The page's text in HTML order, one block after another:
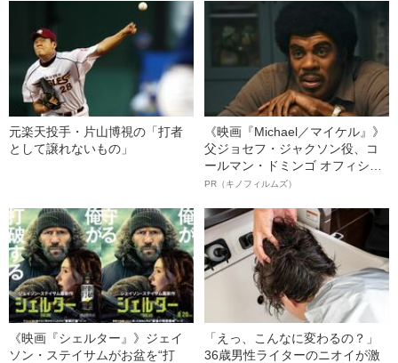
元楽天投手・片山博視の「打者
として譲れないもの」
《映画『Michael／マイケル』》
父ジョセフ・ジャクソン役、コ
ールマン・ドミンゴ オフィシャ
ルインタビュー“観客を魅了した
語る”《日本興収70億円突破》
PR（キノフィルムズ）
《映画『シェルター』》ジェイ
ソン・ステイサムがお盆を“打
「えっ、こんなに変わるの？」
36歳男性ライターのニオイが激